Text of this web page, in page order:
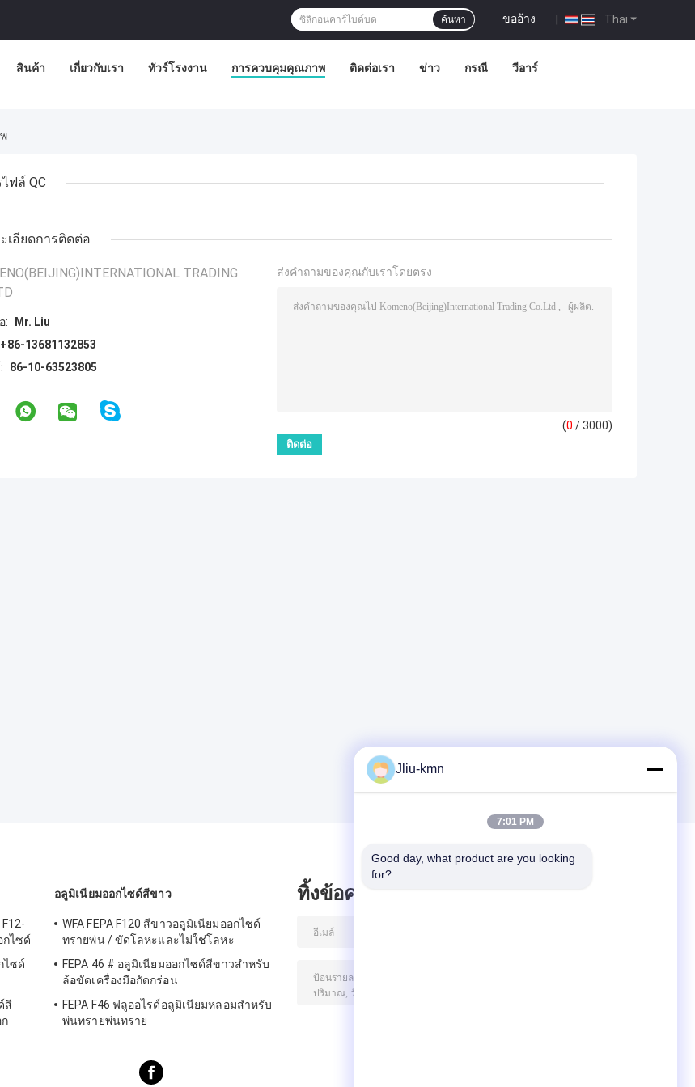
Thai
ขออ้าง |
ค้นหา
สินค้า เกี่ยวกับเรา ทัวร์โรงงาน การควบคุมคุณภาพ ติดต่อเรา ข่าว กรณี วีอาร์
ฟล์ QC
เอียดการติดต่อ
TRADING
:
Mr. Liu
+86-13681132853
86-10-63523805
ส่งคำถามของคุณกับเราโดยตรง
(0 / 3000)
กไซด์
ไซด์
สี
อลูมิเนียมออกไซด์สีขาว
WFA FEPA F120 สีขาวอลูมิเนียมออกไซด์
ทรายพ่น / ขัดโลหะและไม่ใช่โลหะ
FEPA 46 # อลูมิเนียมออกไซด์สีขาวสำหรับ
ล้อขัดเครื่องมือกัดกร่อน
FEPA F46 ฟลูออไรด์อลูมิเนียมหลอมสำหรับ
พ่นทรายพ่นทราย
ทิ้งข้อความไว้
Jliu-kmn
7:01 PM
Good day, what product are you looking
for?